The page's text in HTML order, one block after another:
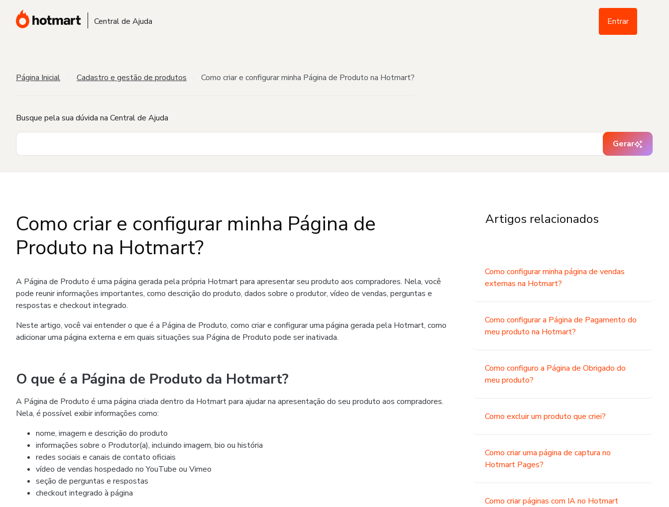
Central de Ajuda Entrar
Página Inicial Cadastro e gestão de produtos Como criar e configurar minha Página de Produto na Hotmart?
Busque pela sua dúvida na Central de Ajuda
Gerar
Como criar e configurar minha Página de
Produto na Hotmart?
A Página de Produto é uma página gerada pela própria Hotmart para apresentar seu produto aos compradores. Nela, você
pode reunir informações importantes, como descrição do produto, dados sobre o produtor, vídeo de vendas, perguntas e
respostas e checkout integrado.
Neste artigo, você vai entender o que é a Página de Produto, como criar e configurar uma página gerada pela Hotmart, como
adicionar uma página externa e em quais situações sua Página de Produto pode ser inativada.
O que é a Página de Produto da Hotmart?
A Página de Produto é uma página criada dentro da Hotmart para ajudar na apresentação do seu produto aos compradores.
Nela, é possível exibir informações como:
nome, imagem e descrição do produto
informações sobre o Produtor(a), incluindo imagem, bio ou história
redes sociais e canais de contato oficiais
vídeo de vendas hospedado no YouTube ou Vimeo
seção de perguntas e respostas
checkout integrado à página
Artigos relacionados
Como configurar minha página de vendas
externas na Hotmart?
Como configurar a Página de Pagamento do
meu produto na Hotmart?
Como configuro a Página de Obrigado do
meu produto?
Como excluir um produto que criei?
Como criar uma página de captura no
Hotmart Pages?
Como criar páginas com IA no Hotmart